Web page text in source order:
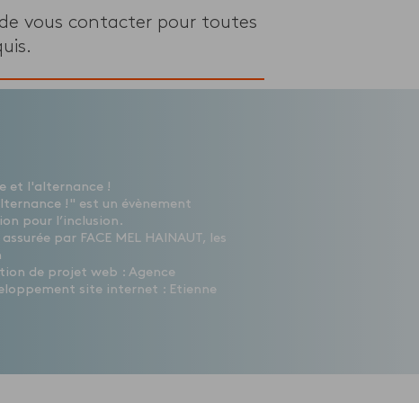
vous contacter pour toutes
et l'alternance !
!" est un évènement
pour l’inclusion.
par FACE MEL HAINAUT, les
de projet web : Agence
site internet : Etienne